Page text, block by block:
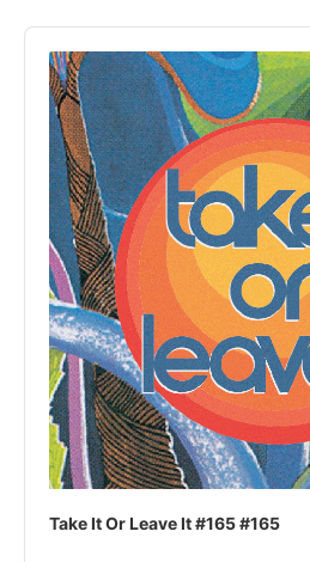
Audio
Player
Take It Or Leave It #165 #165